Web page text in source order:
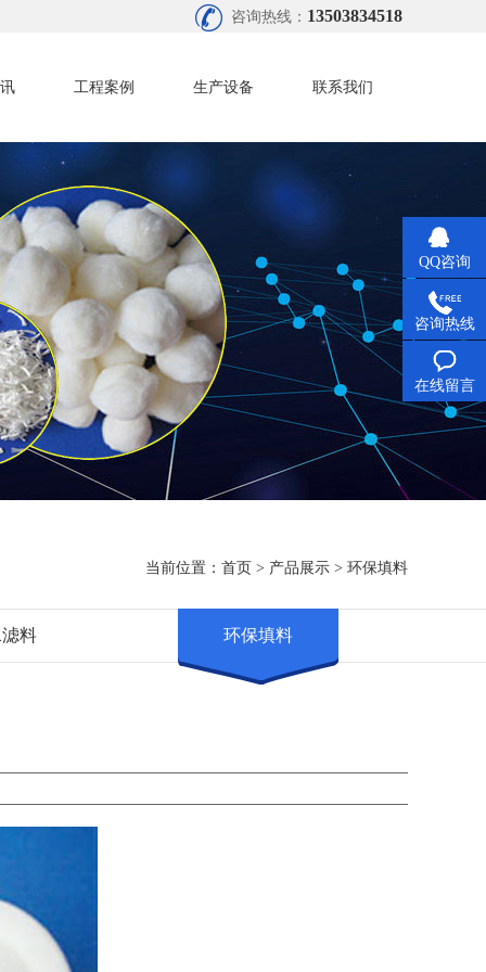
咨询热线： 13503834518
工程案例 生产设备 联系我们
当前位置： 首页 > 产品展示 > 环保填料
料 环保填料
QQ咨询
咨询热线
在线留言